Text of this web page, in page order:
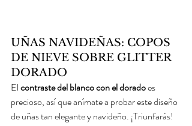
UÑAS NAVIDEÑAS: COPOS
DE NIEVE SOBRE GLITTER
DORADO
El contraste del blanco con el dorado es
precioso, así que anímate a probar este diseño
de uñas tan elegante y navideño. ¡Triunfarás!